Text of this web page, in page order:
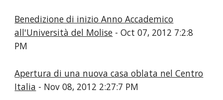
Benedizione di inizio Anno Accademico
all'Università del Molise - Oct 07, 2012 7:2:8
PM
Apertura di una nuova casa oblata nel Centro
Italia - Nov 08, 2012 2:27:7 PM